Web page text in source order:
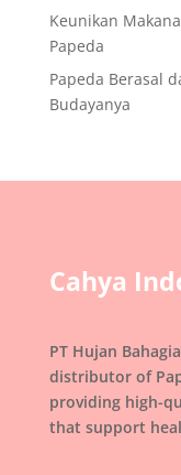
Keunikan
Papeda
Papeda Berasal
Budayanya
Cahya
PT Hujan
distributor of
providing high-
that support